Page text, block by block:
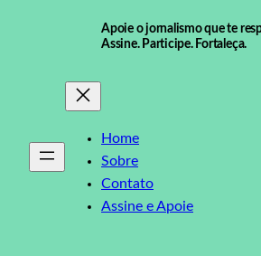
Apoie o jornalismo que te
Assine. Participe. Fortaleça.
Home
Sobre
Contato
Assine e Apoie